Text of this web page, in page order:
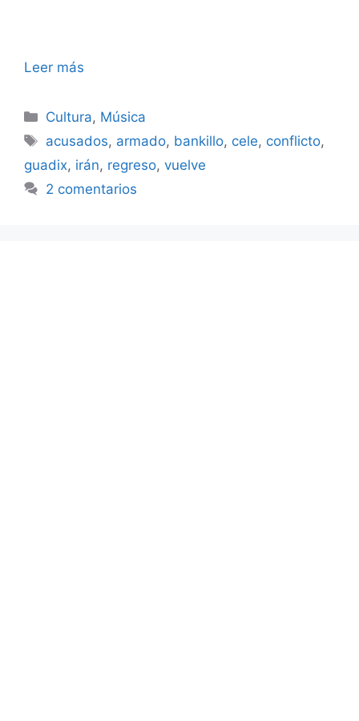
Leer más
Categorías
Cultura, Música
Etiquetas
acusados, armado, bankillo, cele, conflicto,
guadix, irán, regreso, vuelve
2 comentarios